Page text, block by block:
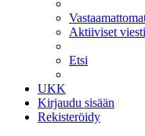
Aktiiviset
Etsi
UKK
Kirjaudu sisään
Rekisteröidy